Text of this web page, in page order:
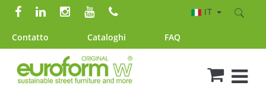
Contatto Cataloghi FAQ
IT